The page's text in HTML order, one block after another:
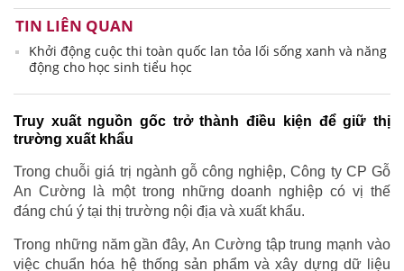
TIN LIÊN QUAN
Khởi động cuộc thi toàn quốc lan tỏa lối sống xanh và năng
động cho học sinh tiểu học
Truy xuất nguồn gốc trở thành điều kiện để giữ thị
trường xuất khẩu
Trong chuỗi giá trị ngành gỗ công nghiệp, Công ty CP Gỗ
An Cường là một trong những doanh nghiệp có vị thế
đáng chú ý tại thị trường nội địa và xuất khẩu.
Trong những năm gần đây, An Cường tập trung mạnh vào
việc chuẩn hóa hệ thống sản phẩm và xây dựng dữ liệu